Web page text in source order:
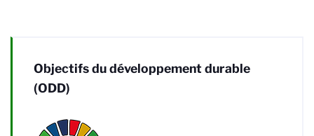
Objectifs du développement durable
(ODD)